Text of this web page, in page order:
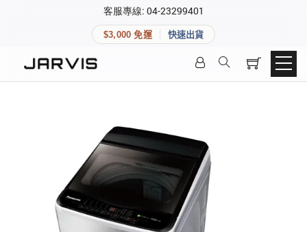
客服專線: 04-23299401
$3,000 免運 快速出貨
快速連結
Matter 智慧家庭
精品家電
登入後可查看訂單、會員資料與收藏清單。
登入會員